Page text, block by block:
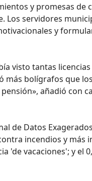
y promesas de
Los servidores
y
visto tantas
bolígrafos que
añadió con
de Datos
incendios y más
'de vacaciones'; y el